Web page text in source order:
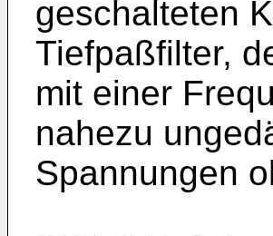
geschalteten
Tiefpaßfilter,
mit einer
nahezu
Spannungen